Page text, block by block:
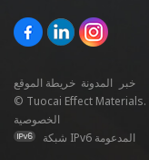
خريطة الموقع المدونة
خبر
الخصوصية
شبكة IPv6 المدعومة